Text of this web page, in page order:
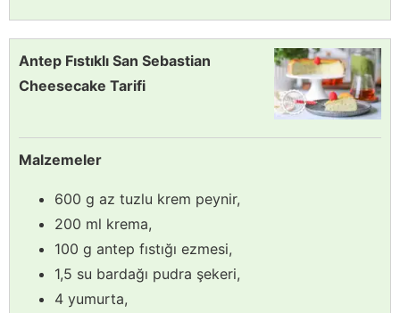
Antep Fıstıklı San Sebastian
Cheesecake Tarifi
Malzemeler
600 g az tuzlu krem peynir,
200 ml krema,
100 g antep fıstığı ezmesi,
1,5 su bardağı pudra şekeri,
4 yumurta,